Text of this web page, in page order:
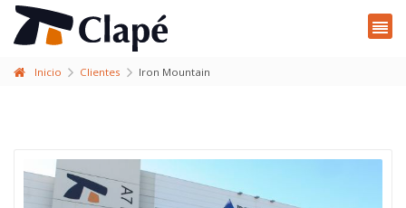
Inicio Clientes Iron Mountain